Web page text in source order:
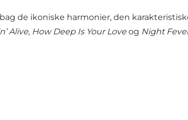
de ikoniske harmonier, den
Alive, How Deep Is Your Love og Night